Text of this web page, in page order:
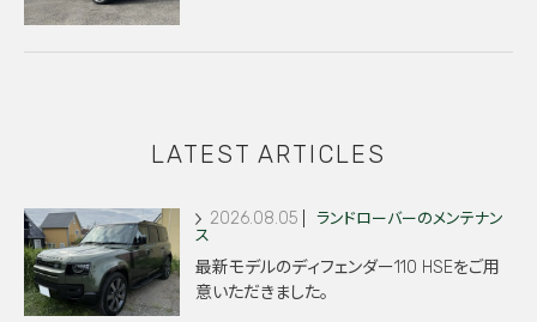
LATEST ARTICLES
2026.08.05
ランドローバーのメンテナン
ス
最新モデルのディフェンダー110 HSEをご用
意いただきました。